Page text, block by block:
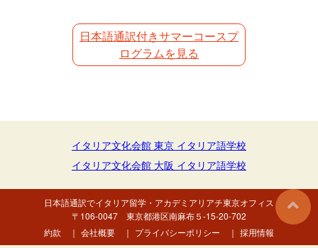
日本語通訳付きサマーコースプ
ログラムを見る
イタリア文化会館 東京 イタリア語学校
イタリア文化会館 大阪 イタリア語学校
日本語通訳でイタリア留学・ アカデミアリアチ東京オフィス
〒106-0047 東京都港区南麻布５-15-20-702
約款 ｜ 会社概要 ｜ プライバシーポリシー ｜ 採用情報
© 2026 LADOVINA